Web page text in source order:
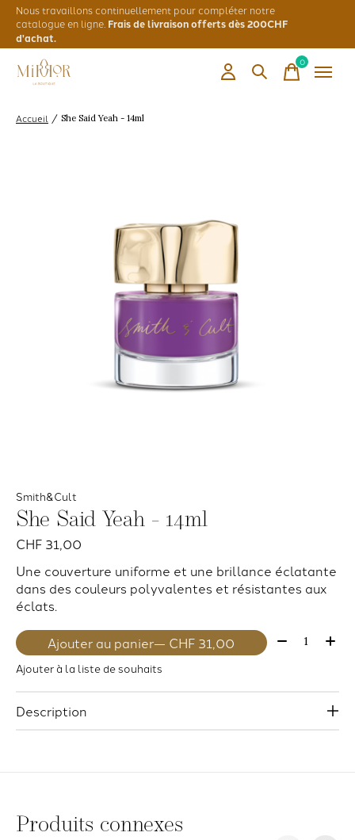
Nous travaillons continuellement pour compléter notre
catalogue en ligne. Frais de livraison offerts dès 200CHF
d'achat.
0items
Accueil / She Said Yeah - 14ml
Smith&Cult
She Said Yeah - 14ml
CHF 31,00
Une couverture uniforme et une brillance éclatante
dans des couleurs polyvalentes et résistantes aux
éclats.
Ajouter au panier — CHF 31,00 Quantité:
Ajouter à la liste de souhaits
Description
Produits connexes